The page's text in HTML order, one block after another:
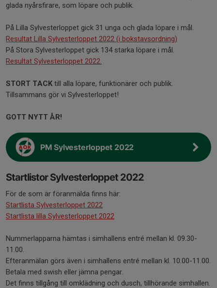
glada nyårsfirare, som löpare och publik.
På Lilla Sylvesterloppet gick 31 unga och glada löpare i mål.
Resultat Lilla Sylvesterloppet 2022 (i bokstavsordning)
På Stora Sylvesterloppet gick 134 starka löpare i mål.
Resultat Sylvesterloppet 2022.
STORT TACK till alla löpare, funktionärer och publik.
Tillsammans gör vi Sylvesterloppet!
GOTT NYTT ÅR!
PM Sylvesterloppet 2022
Startlistor Sylvesterloppet 2022
För de som är föranmälda finns här:
Startlista Sylvesterloppet 2022
Startlista lilla Sylvesterloppet 2022
Nummerlapparna hämtas i simhallens entré mellan kl. 09.30-
11.00.
Efteranmälan görs även i simhallens entré mellan kl. 10.00-11.00.
Betala med swish eller jämna pengar.
Det finns tillgång till omklädning och dusch, tillhörande simhallen.